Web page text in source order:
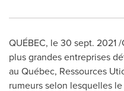
QUÉBEC, le30 sept. 2021/
plus grandes entreprises
au Québec, Ressources
rumeurs selon lesquelles